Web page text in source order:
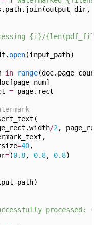
{i}/
open(input_path)
in range
= page.rect
/2,
=40,
=(0. 8, 0. 8, 0. 8)
processed: